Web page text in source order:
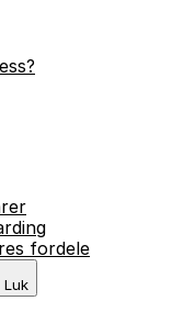
fordele
Luk